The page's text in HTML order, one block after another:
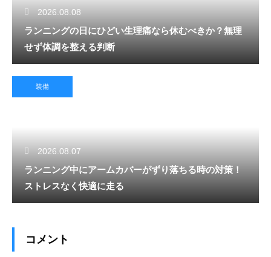
2026.08.08
ランニングの日にひどい生理痛なら休むべきか？無理
せず体調を整える判断
装備
2026.08.07
ランニング中にアームカバーがずり落ちる時の対策！
ストレスなく快適に走る
コメント